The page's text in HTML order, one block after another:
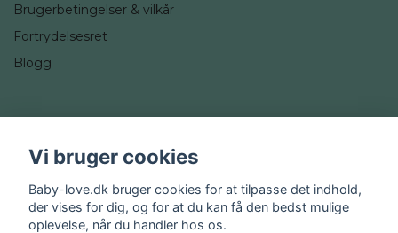
Brugerbetingelser & vilkår
Fortrydelsesret
Blogg
Instagram
Vi bruger cookies
Baby-love.dk bruger cookies for at tilpasse det indhold,
der vises for dig, og for at du kan få den bedst mulige
oplevelse, når du handler hos os.